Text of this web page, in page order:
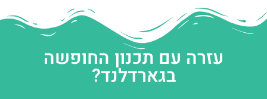
עזרה עם תכנון החופשה
בגארדלנד?